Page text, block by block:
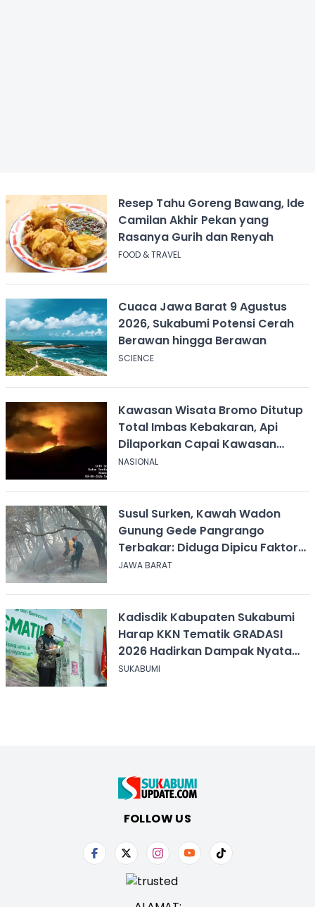
Resep Tahu Goreng Bawang, Ide
Camilan Akhir Pekan yang
Rasanya Gurih dan Renyah
FOOD & TRAVEL
Cuaca Jawa Barat 9 Agustus
2026, Sukabumi Potensi Cerah
Berawan hingga Berawan
SCIENCE
Kawasan Wisata Bromo Ditutup
Total Imbas Kebakaran, Api
Dilaporkan Capai Kawasan
Sabana
NASIONAL
Susul Surken, Kawah Wadon
Gunung Gede Pangrango
Terbakar: Diduga Dipicu Faktor
Alam
JAWA BARAT
Kadisdik Kabupaten Sukabumi
Harap KKN Tematik GRADASI
2026 Hadirkan Dampak Nyata
bagi Masyarakat
SUKABUMI
FOLLOW US